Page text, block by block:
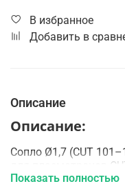
В избранное
Добавить в
Описание
Описание:
Сопло Ø1,7 (CUT
для плазмотронов
Показать полностью